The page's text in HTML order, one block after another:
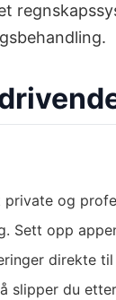
og
Sett opp
direkte
slipper du